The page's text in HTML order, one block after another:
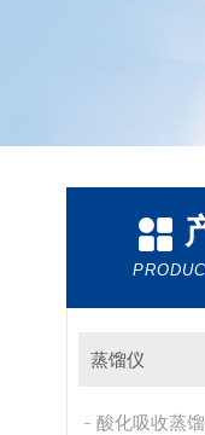
蒸馏仪
酸化吸收蒸